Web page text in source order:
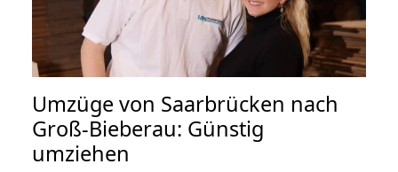
Umzüge von Saarbrücken nach
Groß-Bieberau: Günstig
umziehen